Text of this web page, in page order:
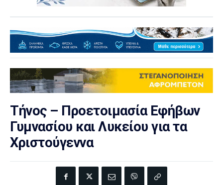
Τήνος – Προετοιμασία Εφήβων
Γυμνασίου και Λυκείου για τα
Χριστούγεννα